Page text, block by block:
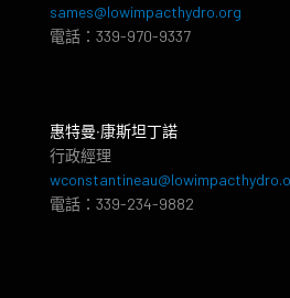
sames@lowimpacthydro.org
電話：339-970-9337
惠特曼‧康斯坦丁諾
行政經理
電話：339-234-9882